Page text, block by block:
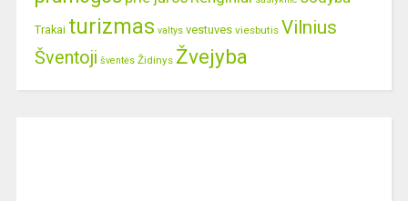
Trakai turizmas valtys vestuves viesbutis Vilnius
Šventoji šventės Židinys Žvejyba